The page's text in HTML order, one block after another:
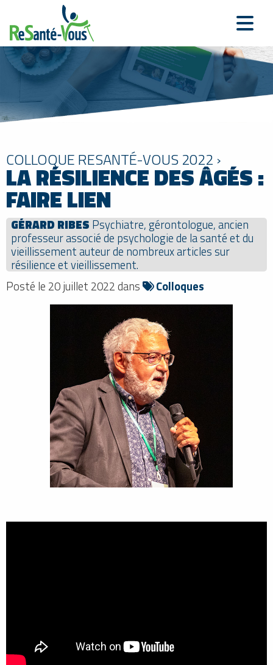
COLLOQUE RESANTÉ-VOUS 2022 ›
LA RÉSILIENCE DES ÂGÉS :
FAIRE LIEN
GÉRARD RIBES Psychiatre, gérontologue, ancien
professeur associé de psychologie de la santé et du
vieillissement auteur de nombreux articles sur
résilience et vieillissement.
Posté le 20 juillet 2022 dans
Colloques